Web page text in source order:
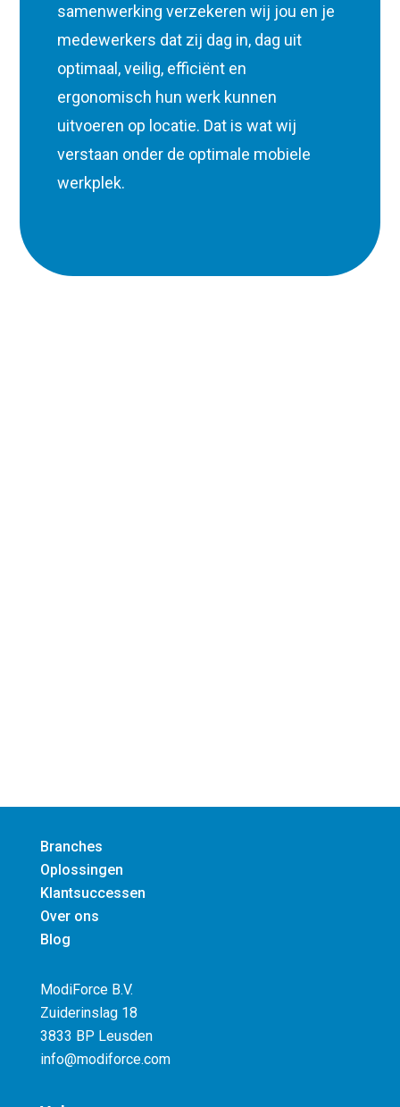
samenwerking verzekeren wij jou en je
medewerkers dat zij dag in, dag uit
optimaal, veilig, efficiënt en
ergonomisch hun werk kunnen
uitvoeren op locatie. Dat is wat wij
verstaan onder de optimale mobiele
werkplek.
Branches
Oplossingen
Klantsuccessen
Over ons
Blog
ModiForce B.V.
Zuiderinslag 18
3833 BP Leusden
info@modiforce.com